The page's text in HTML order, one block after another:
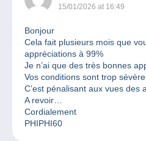
15/01/2026 at 16:49
Bonjour
Cela fait plusieurs mois que
appréciations à 99%
Je n’ai que des très bonnes
Vos conditions sont trop
C’est pénalisant aux vues des
A revoir…
Cordialement
PHIPHI60